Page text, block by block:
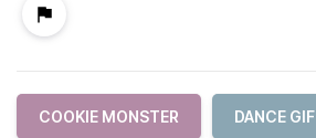
COOKIE MONSTER DANCE GIF